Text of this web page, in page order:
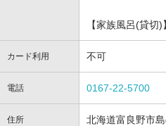
【家族風呂(貸切
カード利用 不可
電話 0167-22-5700
住所 北海道富良野市